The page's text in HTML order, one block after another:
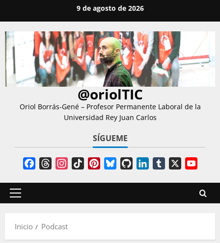
contenido
9 de agosto de 2026
@oriolTIC
Oriol Borrás-Gené – Profesor Permanente Laboral de la
Universidad Rey Juan Carlos
SÍGUEME
FacebookThreadsInstagram
TikTokPinterestBlueskyGitHubLinkedInTumblr
Menú
Inicio
Podcast